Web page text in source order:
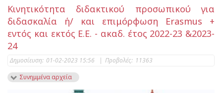
Κινητικότητα διδακτικού προσωπικού για
διδασκαλία ή/ και επιμόρφωση Erasmus +
εντός και εκτός Ε.Ε. - ακαδ. έτος 2022-23 &2023-
24
Δημοσίευση: 01-02-2023 15:56 | Προβολές: 11363
Συνημμένα αρχεία